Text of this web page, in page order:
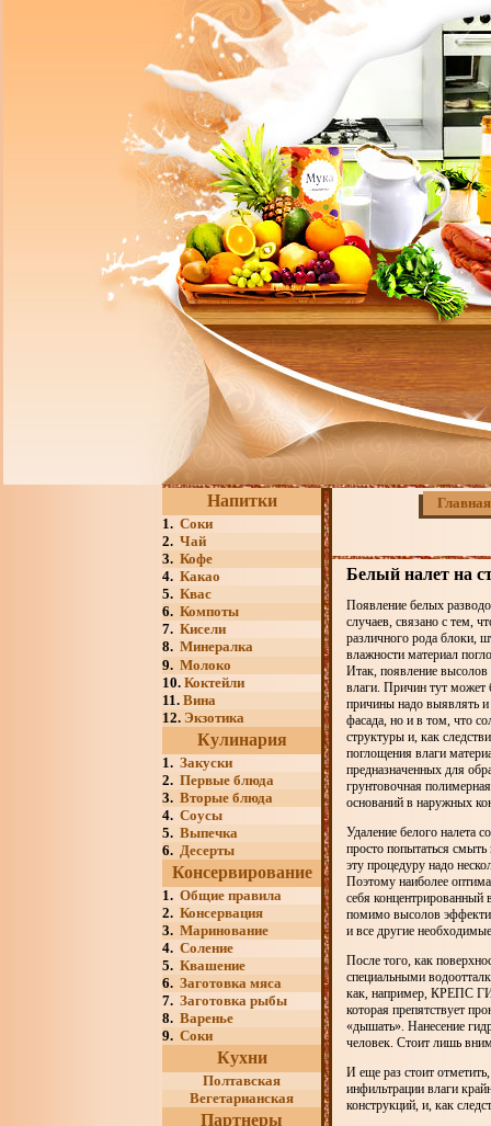
Напитки
1. Соки
2. Чай
3. Кофе
4. Какао
5. Квас
6. Компоты
7. Кисели
8. Минералка
9. Молоко
10. Коктейли
11. Вина
12. Экзотика
Кулинария
1. Закуски
2. Первые блюда
3. Вторые блюда
4. Соусы
5. Выпечка
6. Десерты
Консервирование
1. Общие правила
2. Консервация
3. Маринование
4. Соление
5. Квашение
6. Заготовка мяса
7. Заготовка рыбы
8. Варенье
9. Соки
Кухни
Полтавская
Вегетарианская
Партнеры
Главная
Белый налет на
Появление белых
случаев, связано с тем,
различного рода блоки,
влажности материал
Итак, появление высолов
влаги. Причин тут может
причины надо выявлять и
фасада, но и в том, что
структуры и, как
поглощения влаги
предназначенных для
грунтовочная
оснований в наружных
Удаление белого налета
просто попытаться
эту процедуру надо
Поэтому наиболее
себя
помимо высолов
и все другие
После того, как
специальными
как, например, КРЕПС
которая препятствует
«дышать». Нанесение
человек. Стоит лишь
И еще раз стоит
инфильтрации влаги
конструкций, и, как